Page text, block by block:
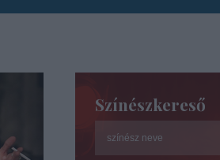
Színészkereső